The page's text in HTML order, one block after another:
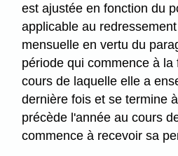
est ajustée en fonction du
applicable au
mensuelle en vertu du
période qui commence à la
cours de laquelle elle a
dernière fois et se termine
précède l'année au cours
commence à recevoir sa